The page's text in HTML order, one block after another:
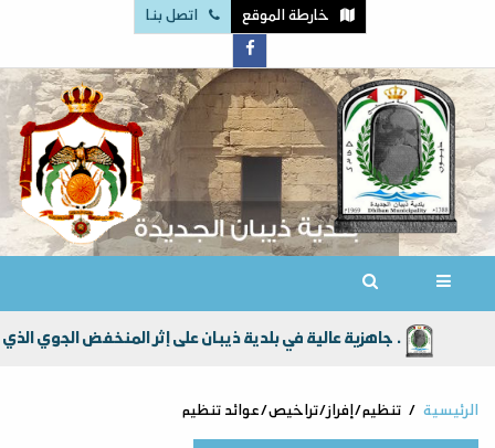
خارطة الموقع اتصل بنا
جاهزية عالية في بلدية ذيبان على إثر المنخفض الجوي الذي جلب امطار الخير الى أراضي المملكة الاردنية الهاشمية عامةً ولواء ذيبان خاصة .
الرئيسية تنظيم/إفراز/تراخيص/عوائد تنظيم